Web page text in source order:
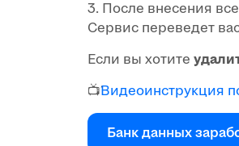
3. После внесения
Сервис переведет
Если вы хотите
📺́́Видеоинструкция
Банк данных